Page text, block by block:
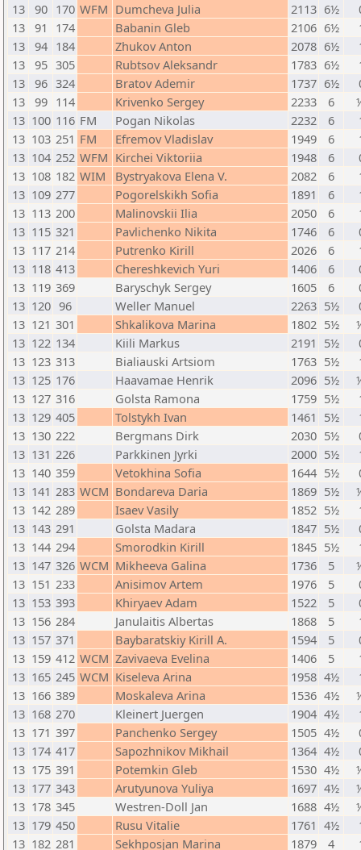
13 90 170 WFM Dumcheva Julia 2113 6½
13 91 174 Babanin Gleb 2106 6½
13 94 184 Zhukov Anton 2078 6½
13 95 305 Rubtsov Aleksandr 1783 6½
13 96 324 Bratov Ademir 1737 6½
13 99 114 Krivenko Sergey 2233 6
13 100 116 FM Pogan Nikolas 2232 6
13 103 251 FM Efremov Vladislav 1949 6
13 104 252 WFM Kirchei Viktoriia 1948 6
13 108 182 WIM Bystryakova Elena V. 2082 6
13 109 277 Pogorelskikh Sofia 1891 6
13 113 200 Malinovskii Ilia 2050 6
13 115 321 Pavlichenko Nikita 1746 6
13 117 214 Putrenko Kirill 2026 6
13 118 413 Chereshkevich Yuri 1406 6
13 119 369 Baryschyk Sergey 1605 6
13 120 96 Weller Manuel 2263 5½
13 121 301 Shkalikova Marina 1802 5½
13 122 134 Kiili Markus 2191 5½
13 123 313 Bialiauski Artsiom 1763 5½
13 125 176 Haavamae Henrik 2096 5½
13 127 316 Golsta Ramona 1759 5½
13 129 405 Tolstykh Ivan 1461 5½
13 130 222 Bergmans Dirk 2030 5½
13 131 226 Parkkinen Jyrki 2000 5½
13 140 359 Vetokhina Sofia 1644 5½
13 141 283 WCM Bondareva Daria 1869 5½
13 142 289 Isaev Vasily 1852 5½
13 143 291 Golsta Madara 1847 5½
13 144 294 Smorodkin Kirill 1845 5½
13 147 326 WCM Mikheeva Galina 1736 5
13 151 233 Anisimov Artem 1976 5
13 153 393 Khiryaev Adam 1522 5
13 156 284 Janulaitis Albertas 1868 5
13 157 371 Baybaratskiy Kirill A. 1594 5
13 159 412 WCM Zavivaeva Evelina 1406 5
13 165 245 WCM Kiseleva Arina 1958 4½
13 166 389 Moskaleva Arina 1536 4½
13 168 270 Kleinert Juergen 1904 4½
13 171 397 Panchenko Sergey 1505 4½
13 174 417 Sapozhnikov Mikhail 1364 4½
13 175 391 Potemkin Gleb 1530 4½
13 177 343 Arutyunova Yuliya 1697 4½
13 178 345 Westren-Doll Jan 1688 4½
13 179 450 Rusu Vitalie 1761 4½
13 182 281 Sekhposjan Marina 1879 4